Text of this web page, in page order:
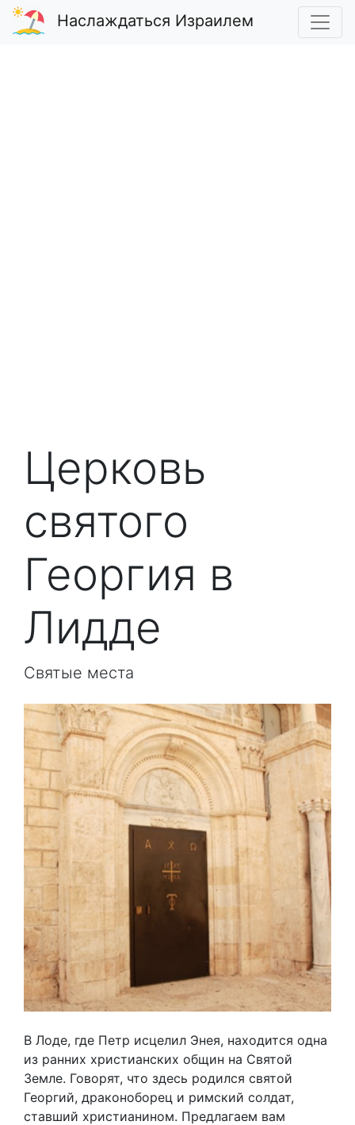
Наслаждаться Израилем
Церковь
святого
Георгия в
Лидде
Святые места
В Лоде, где Петр исцелил Энея, находится одна
из ранних христианских общин на Святой
Земле. Говорят, что здесь родился святой
Георгий, драконоборец и римский солдат,
ставший христианином. Предлагаем вам